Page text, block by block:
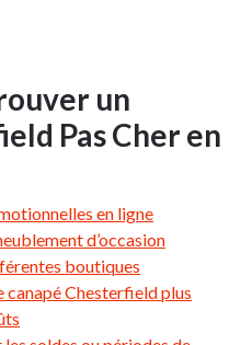
un
Pas Cher en
en ligne
d’occasion
boutiques
canapé Chesterfield plus